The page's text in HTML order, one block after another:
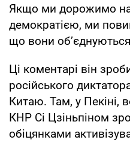
Якщо ми дорожимо
демократією, ми
що вони
Ці коментарі він
російського
Китаю. Там, у Пекіні,
КНР Сі Цзіньпіном
обіцянками